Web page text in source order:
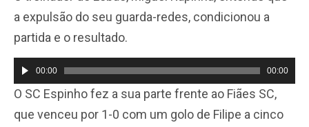
áudio
a expulsão do seu guarda-redes, condicionou a
partida e o resultado.
Reprodutor
de
áudio
00:00 00:00
O SC Espinho fez a sua parte frente ao Fiães SC,
que venceu por 1-0 com um golo de Filipe a cinco